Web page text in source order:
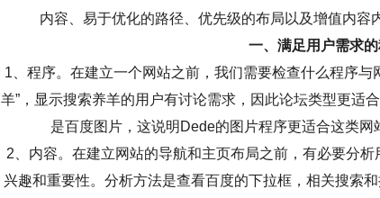
内容、易于优化的路径、优先级的布局以及增值内容
一、满足用户需求
1、程序。在建立一个网站之前，我们需要检查什么程序
羊”，显示搜索养羊的用户有讨论需求，因此论坛类型更适
是百度图片，这说明Dede的图片程序更适合这类网
2、内容。在建立网站的导航和主页布局之前，有必要分
兴趣和重要性。分析方法是查看百度的下拉框，相关搜索